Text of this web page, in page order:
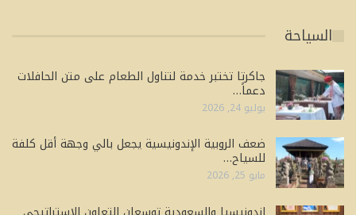
السياحة
جاكرتا تختبر خدمة لتناول الطعام على متن الحافلات
دعماً…
يوليو 24, 2026
ضعف الروبية الإندونيسية يجعل بالي وجهة أقل كلفة
للسياح…
مايو 25, 2026